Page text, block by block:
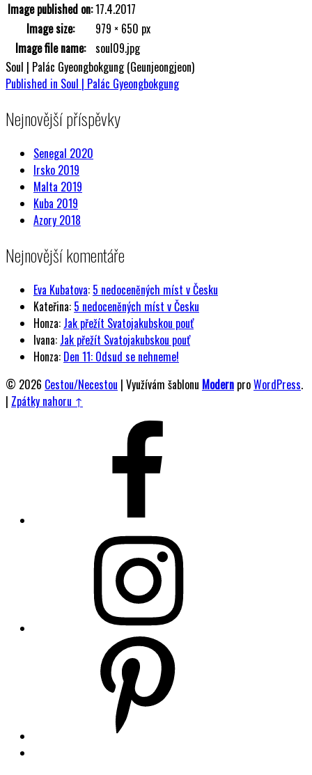
Image published on:17.4.2017
Image size:
979 × 650 px
Image file name:
soul09.jpg
Soul | Palác Gyeongbokgung (Geunjeongjeon)
Post
navigation
Published in Soul | Palác Gyeongbokgung
Nejnovější příspěvky
Senegal 2020
Irsko 2019
Malta 2019
Kuba 2019
Azory 2018
Nejnovější komentáře
Eva Kubatova: 5 nedoceněných míst v Česku
Kateřina: 5 nedoceněných míst v Česku
Honza: Jak přežít Svatojakubskou pouť
Ivana: Jak přežít Svatojakubskou pouť
Honza: Den 11: Odsud se nehneme!
© 2026 Cestou/Necestou | Využívám šablonu Modern proWordPress.
| Zpátky nahoru ↑